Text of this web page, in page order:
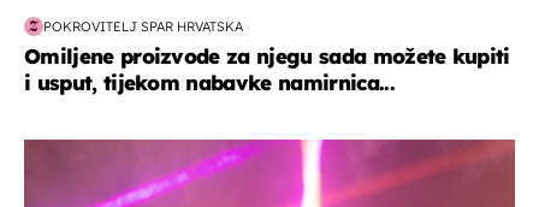
POKROVITELJ SPAR HRVATSKA
Omiljene proizvode za njegu sada možete kupiti
i usput, tijekom nabavke namirnica...